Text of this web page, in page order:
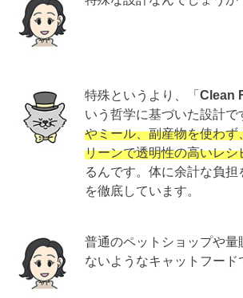
特殊というより、「Clean
いう哲学に基づいた設計で
やミール、副産物を使わず
リーンで透明性の高いレシ
るんです。体に余計な負担
を徹底しています。
普通のペットショップや量
ないようなキャットフード